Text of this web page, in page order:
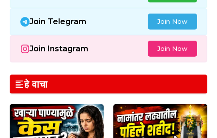
Join Telegram Join Now
Join Instagram Join Now
हे वाचा